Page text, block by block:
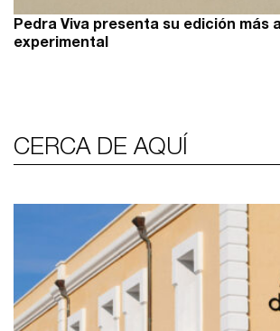
Pedra Viva presenta su edición más
experimental
CERCA DE AQUÍ